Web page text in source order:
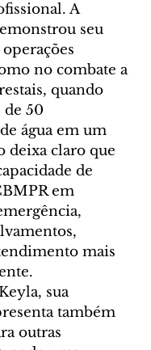
A
seu
no combate a
quando
de 50
água em um
deixa claro que
de
em
mais
sua
também
outras